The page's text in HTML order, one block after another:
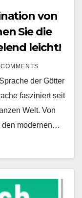
von
Sie die
leicht!
der Götter
fasziniert seit
Welt. Von
den modernen…